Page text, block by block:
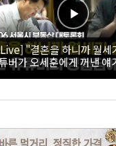
"결혼을 하니까 월세
버가 오세훈에게 꺼낸 얘
서울시 부동산 대토론